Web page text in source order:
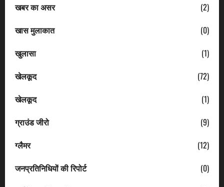
खबर का असर
(2)
खास मुलाकात
(0)
खुलासा
(1)
खेलकूद
(72)
खेलकूद
(1)
ग्राउंड जीरो
(9)
ग्लैमर
(12)
जनप्रतिनिधियों की रिपोर्ट
(0)